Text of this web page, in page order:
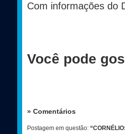
Com informações do
Você pode
» Comentários
Postagem em questão: